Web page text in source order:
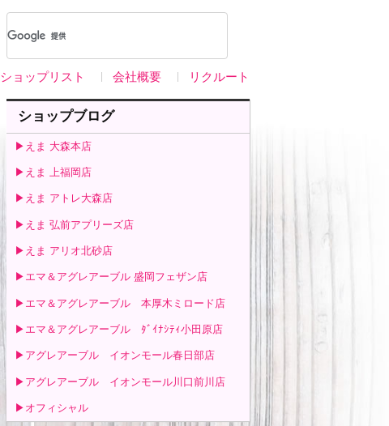
ショップリスト 会社概要 リクルート
ショップブログ
▶えま 大森本店
▶えま 上福岡店
▶えま アトレ大森店
▶えま 弘前アプリーズ店
▶えま アリオ北砂店
▶エマ＆アグレアーブル 盛岡フェザン店
▶エマ＆アグレアーブル 本厚木ミロード店
▶エマ＆アグレアーブル ﾀﾞｲﾅｼﾃｨ小田原店
▶アグレアーブル イオンモール春日部店
▶アグレアーブル イオンモール川口前川店
▶オフィシャル